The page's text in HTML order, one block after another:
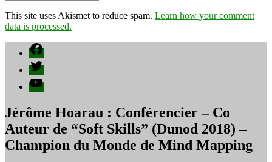
This site uses Akismet to reduce spam. Learn how your comment
data is processed.
Facebook
Twitter
YouTube
Jérôme Hoarau : Conférencier – Co
Auteur de “Soft Skills” (Dunod 2018) –
Champion du Monde de Mind Mapping